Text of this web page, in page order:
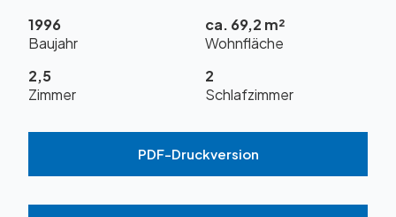
1996
Baujahr
ca. 69,2 m²
Wohnfläche
2,5
Zimmer
2
Schlafzimmer
PDF-Druckversion